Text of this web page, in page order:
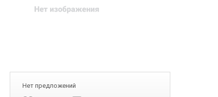
Нет предложений